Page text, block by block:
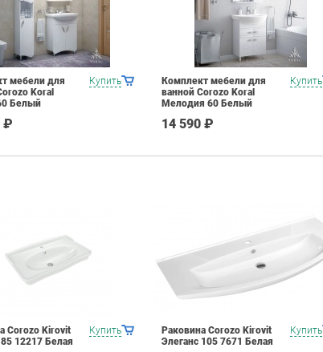
Купить
мебели для
Koral
Белый
₽
Купить
Комплект мебели для
ванной Corozo Koral
Мелодия 60 Белый
14 590 ₽
Купить
Corozo Kirovit
12217 Белая
Купить
Раковина Corozo Kirovit
Элеганс 105 7671 Белая